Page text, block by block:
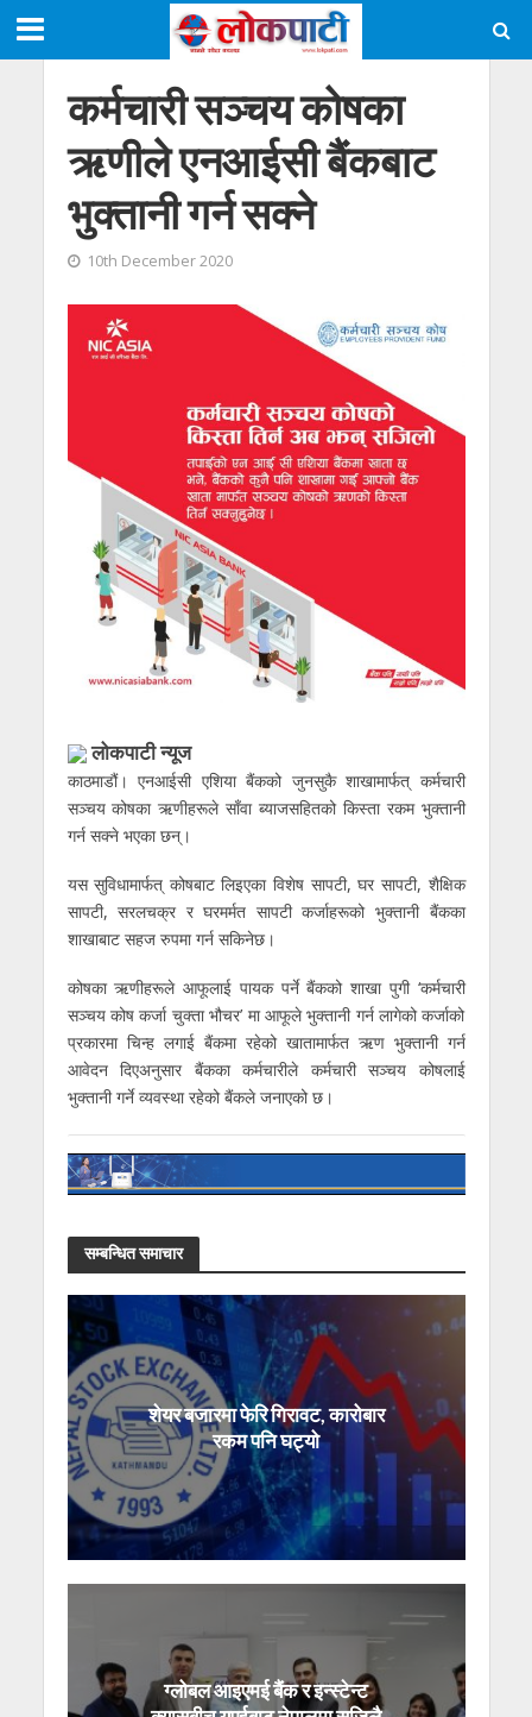
कर्मचारी सञ्चय कोषका
ऋणीले एनआईसी बैंकबाट
भुक्तानी गर्न सक्ने
10th December 2020
लोकपाटी न्यूज
काठमाडौं। एनआईसी एशिया बैंकको जुनसुकै शाखामार्फत् कर्मचारी
सञ्चय कोषका ऋणीहरूले साँवा ब्याजसहितको किस्ता रकम भुक्तानी
गर्न सक्ने भएका छन्।
यस सुविधामार्फत् कोषबाट लिइएका विशेष सापटी, घर सापटी, शैक्षिक
सापटी, सरलचक्र र घरमर्मत सापटी कर्जाहरूको भुक्तानी बैंकका
शाखाबाट सहज रुपमा गर्न सकिनेछ।
कोषका ऋणीहरूले आफूलाई पायक पर्ने बैंकको शाखा पुगी ‘कर्मचारी
सञ्चय कोष कर्जा चुक्ता भौचर’ मा आफूले भुक्तानी गर्न लागेको कर्जाको
प्रकारमा चिन्ह लगाई बैंकमा रहेको खातामार्फत ऋण भुक्तानी गर्न
आवेदन दिएअनुसार बैंकका कर्मचारीले कर्मचारी सञ्चय कोषलाई
भुक्तानी गर्ने व्यवस्था रहेको बैंकले जनाएको छ।
सम्बन्धित समाचार
शेयर बजारमा फेरि गिरावट, कारोबार
रकम पनि घट्यो
ग्लोबल आइएमई बैंक र इन्स्टेन्ट